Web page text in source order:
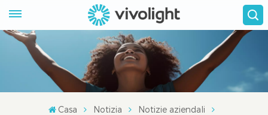
Casa Notizia
Notizie aziendali